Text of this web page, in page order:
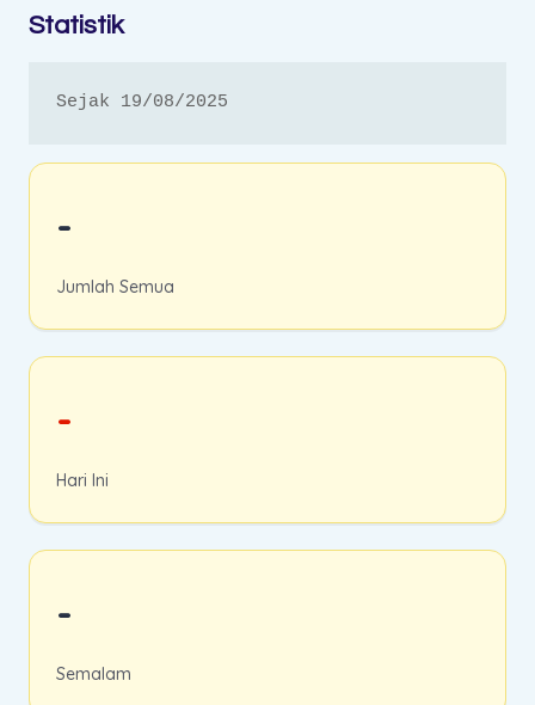
Statistik
Sejak 19/08/2025
-
Jumlah Semua
-
Hari Ini
-
Semalam